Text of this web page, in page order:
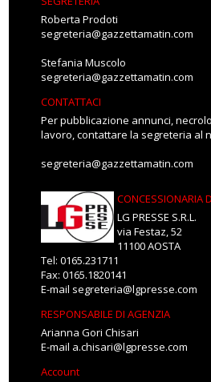
Roberta Prodoti
segreteria@gazzettamatin.com
Stefania Muscolo
segreteria@gazzettamatin.com
CONTATTACI
Per pubblicazione annunci,
lavoro, contattare la segreteria al
segreteria@gazzettamatin.com
CONCESSIONARIA
LG PRESSE S.R.L.
via Festaz, 52
11100 AOSTA
Tel: 0165.231711
Fax: 0165.1820141
E-mail segreteria@lgpresse.com
RESPONSABILE DI AGENZIA
Arianna Gori Chisari
E-mail a.chisari@lgpresse.com
Account